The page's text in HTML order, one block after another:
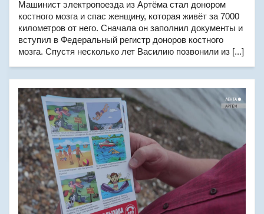
Машинист электропоезда из Артёма стал донором
костного мозга и спас женщину, которая живёт за 7000
километров от него. Сначала он заполнил документы и
вступил в Федеральный регистр доноров костного
мозга. Спустя несколько лет Василию позвонили из [...]